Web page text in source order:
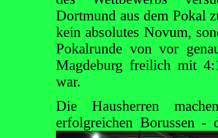
Dortmund aus dem Pokal
kein absolutes Novum,
Pokalrunde von vor
Magdeburg freilich mit
war.
Die Hausherren
erfolgreichen Borussen